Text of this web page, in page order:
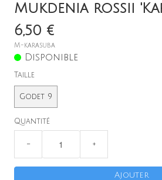
Mukdenia rossii
6,50 €
M-karasuba
Disponible
Taille
Godet 9
Quantité
− +
Ajouter